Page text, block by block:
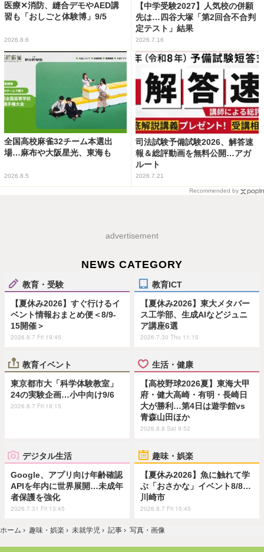
医療✕消防、縫合デモやAED講
習も「おしごと体験博」9/5
2026.8.6
【中学受験2027】人気校の併願
先は…四谷大塚「第2回合不合判
定テスト」結果
2026.7.16
全国高校麻雀32チーム本選出
場…麻布や大阪星光、東海も
2026.8.5
司法試験予備試験2026、解答速
報＆総評動画を無料公開…アガ
ルート
2026.7.21
Recommended by
advertisement
NEWS CATEGORY
教育・受験
【夏休み2026】すぐ行けるイ
ベント情報おまとめ便＜8/9-
15開催＞
2026.8.7 Fri 19:45
教育ICT
【夏休み2026】東大メタバー
ス工学部、生成AIなどジュニ
ア講座6選
2026.7.30 Thu 11:15
教育イベント
東京都市大「科学体験教室」
24の実験企画…小中向け9/6
2026.8.7 Fri 18:15
生活・健康
【高校野球2026夏】東海大甲
府・健大高崎・有明・長崎日
大が勝利…第4日は遊学館vs
青森山田ほか
2026.8.8 Sat 9:52
デジタル生活
Google、アプリ向け年齢確認
APIを年内に世界展開…未成年
者保護を強化
2026.7.31 Fri 13:45
趣味・娯楽
【夏休み2026】魚に触れて学
ぶ「おさかな」イベント8/8…
川崎市
2026.8.7 Fri 10:45
ホーム › 趣味・娯楽 › 未就学児 › 記事 › 写真・画像